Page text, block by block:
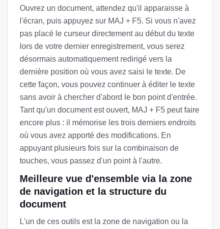
Ouvrez un document, attendez qu'il apparaisse à
l'écran, puis appuyez sur MAJ + F5. Si vous n'avez
pas placé le curseur directement au début du texte
lors de votre dernier enregistrement, vous serez
désormais automatiquement redirigé vers la
dernière position où vous avez saisi le texte. De
cette façon, vous pouvez continuer à éditer le texte
sans avoir à chercher d'abord le bon point d'entrée.
Tant qu'un document est ouvert, MAJ + F5 peut faire
encore plus : il mémorise les trois derniers endroits
où vous avez apporté des modifications. En
appuyant plusieurs fois sur la combinaison de
touches, vous passez d'un point à l'autre.
Meilleure vue d'ensemble via la zone
de navigation et la structure du
document
L'un de ces outils est la zone de navigation ou la